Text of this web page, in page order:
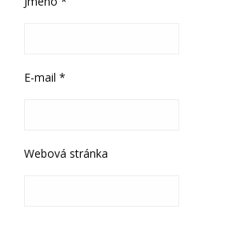
E-mail *
Webová stránka